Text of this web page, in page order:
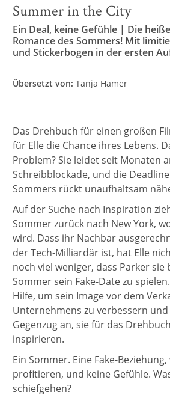
Summer in the City
Ein Deal, keine Gefühle | Die
Romance des Sommers! Mit
und Stickerbogen in der ersten
Übersetzt von: Tanja Hamer
Das Drehbuch für einen großen
für Elle die Chance ihres Lebens.
Problem? Sie leidet seit Monaten
Schreibblockade, und die
Sommers rückt unaufhaltsam
Auf der Suche nach Inspiration
Sommer zurück nach New York,
wird. Dass ihr Nachbar
der Tech-Milliardär ist, hat Elle
noch viel weniger, dass Parker
Sommer sein Fake-Date zu
Hilfe, um sein Image vor dem
Unternehmens zu verbessern
Gegenzug an, sie für das
inspirieren.
Ein Sommer. Eine Fake-
profitieren, und keine Gefühle.
schiefgehen?